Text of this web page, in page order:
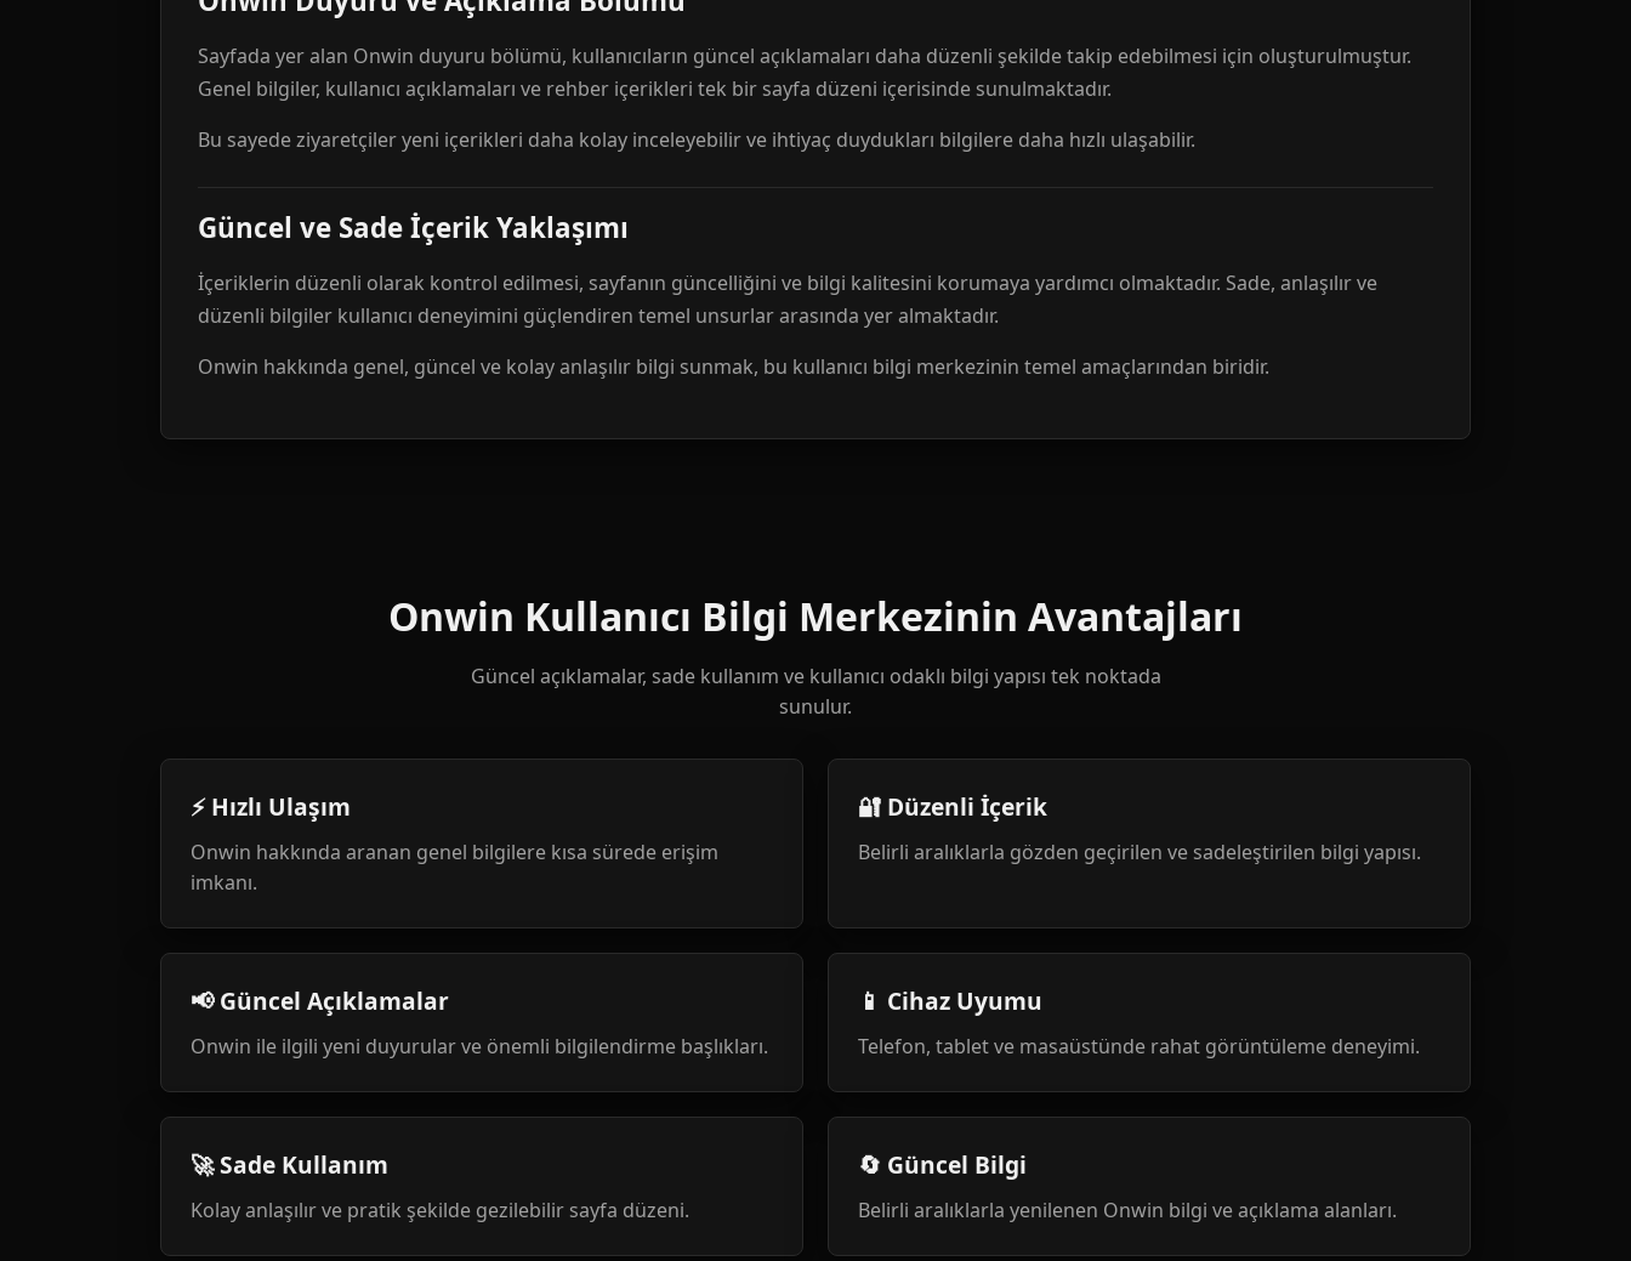
Sayfada yer alan Onwin duyuru bölümü, kullanıcıların güncel açıklamaları daha düzenli şekilde takip edebilmesi için oluşturulmuştur.
Genel bilgiler, kullanıcı açıklamaları ve rehber içerikleri tek bir sayfa düzeni içerisinde sunulmaktadır.
Bu sayede ziyaretçiler yeni içerikleri daha kolay inceleyebilir ve ihtiyaç duydukları bilgilere daha hızlı ulaşabilir.
Güncel ve Sade İçerik Yaklaşımı
İçeriklerin düzenli olarak kontrol edilmesi, sayfanın güncelliğini ve bilgi kalitesini korumaya yardımcı olmaktadır. Sade, anlaşılır ve
düzenli bilgiler kullanıcı deneyimini güçlendiren temel unsurlar arasında yer almaktadır.
Onwin hakkında genel, güncel ve kolay anlaşılır bilgi sunmak, bu kullanıcı bilgi merkezinin temel amaçlarından biridir.
Onwin Kullanıcı Bilgi Merkezinin Avantajları
Güncel açıklamalar, sade kullanım ve kullanıcı odaklı bilgi yapısı tek noktada
sunulur.
⚡ Hızlı Ulaşım
Onwin hakkında aranan genel bilgilere kısa sürede erişim
imkanı.
🔐 Düzenli İçerik
Belirli aralıklarla gözden geçirilen ve sadeleştirilen bilgi yapısı.
📢 Güncel Açıklamalar
Onwin ile ilgili yeni duyurular ve önemli bilgilendirme başlıkları.
📱 Cihaz Uyumu
Telefon, tablet ve masaüstünde rahat görüntüleme deneyimi.
🚀 Sade Kullanım
Kolay anlaşılır ve pratik şekilde gezilebilir sayfa düzeni.
🔄 Güncel Bilgi
Belirli aralıklarla yenilenen Onwin bilgi ve açıklama alanları.